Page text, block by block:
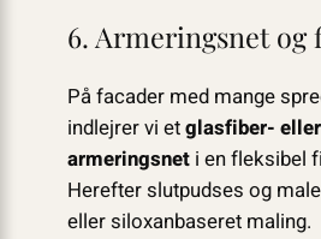
6. Armeringsnet og
På facader med mange
indlejrer vi etglasfiber-
armeringsneti en fleksibel
Herefter slutpudses og
eller siloxanbaseret maling.